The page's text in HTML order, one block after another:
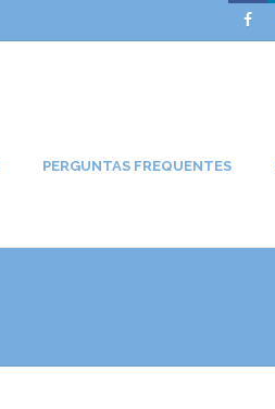

PERGUNTAS FREQUENTES